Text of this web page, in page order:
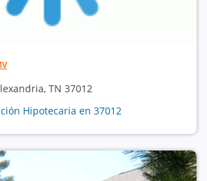
TN 37012
Hipotecaria en 37012